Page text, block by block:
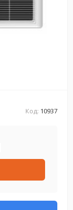
Код: 10937